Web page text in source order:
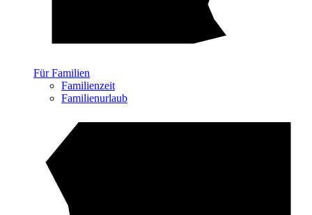
Für Familien
Familienzeit
Familienurlaub